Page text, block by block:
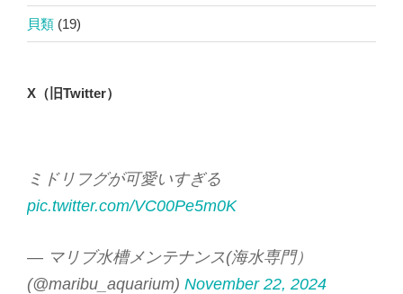
貝類 (19)
X（旧Twitter）
ミドリフグが可愛いすぎる
pic.twitter.com/VC00Pe5m0K
— マリブ水槽メンテナンス(海水専門）
(@maribu_aquarium) November 22, 2024